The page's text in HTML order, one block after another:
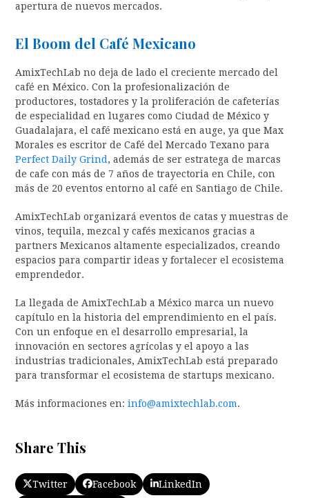
apertura de nuevos mercados.
El Boom del Café Mexicano
AmixTechLab no deja de lado el creciente mercado del
café en México. Con la profesionalización de
productores, tostadores y la proliferación de cafeterías
de especialidad en lugares como Ciudad de México y
Guadalajara, el café mexicano está en auge, ya que Max
Morales es escritor de Café del Mercado Texano para
Perfect Daily Grind, además de ser estratega de marcas
de cafe con más de 7 años de trayectoria en Chile, con
más de 20 eventos entorno al café en Santiago de Chile.
AmixTechLab organizará eventos de catas y muestras de
vinos, tequila, mezcal y cafés mexicanos gracias a
partners Mexicanos altamente especializados, creando
espacios para compartir ideas y fortalecer el ecosistema
emprendedor.
La llegada de AmixTechLab a México marca un nuevo
capítulo en la historia del emprendimiento en el país.
Con un enfoque en el desarrollo empresarial, la
innovación en sectores agrícolas y el apoyo a las
industrias tradicionales, AmixTechLab está preparado
para transformar el ecosistema de startups mexicano.
Más informaciones en:info@amixtechlab.com.
Share This
Twitter Facebook
LinkedIn